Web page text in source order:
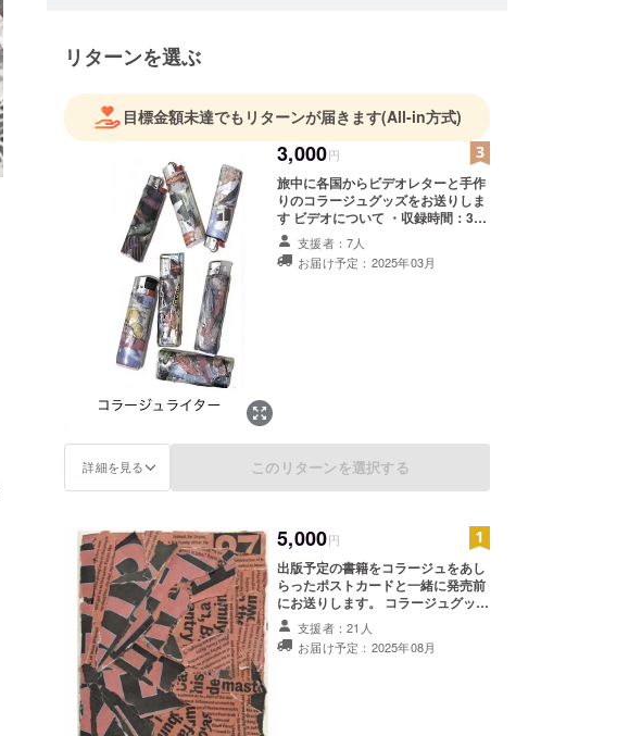
リターンを選ぶ
目標金額未達でもリターンが届きます(All-in方式)
3,000円
旅中に各国からビデオレターと手作
りのコラージュグッズをお送りしま
す ビデオについて ・収録時間：30
秒〜1分ほど ・お送り形態：URLを
お送りさせていただきます。 ・収録
内容：各国の町並み、私個人の感
お楽しみとさせてください。 ※ライ
ター発送対応しているヤマト運輸経
由で発送いたします。
支援者：7人
お届け予定：2025年03月
詳細を見る このリターンを選択する
5,000円
出版予定の書籍をコラージュをあし
らったポストカードと一緒に発売前
にお送りします。 コラージュグッズ
について 各国で私、フォトグラ
ファーが撮影した写真を組み合わせ
て国々の魅力を表現したものをポス
支援者：21人
お届け予定：2025年08月